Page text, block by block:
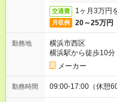
交通費 1ヶ月3万円
月収例 20～25万円
勤務地
横浜市西区
横浜駅から徒歩10分
メーカー
勤務時間 09:00-17:00（休憩